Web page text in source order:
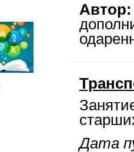
Автор:
Дата